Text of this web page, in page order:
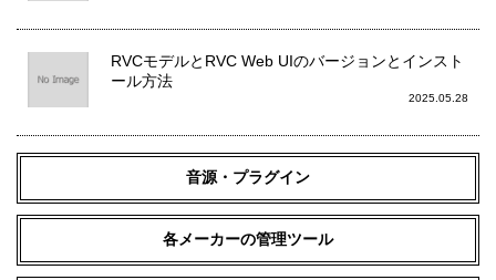
RVCモデルとRVC Web UIのバージョンとインスト
ール方法
2025.05.28
音源・プラグイン
各メーカーの管理ツール